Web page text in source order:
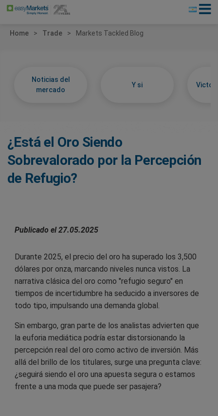
Home Trade Markets Tackled Blog
Noticias del
mercado
Y si
¿Está el Oro Siendo
Sobrevalorado por la Percepción
de Refugio?
Publicado el 27.05.2025
Durante 2025, el precio del oro ha superado los 3,500
dólares por onza, marcando niveles nunca vistos. La
narrativa clásica del oro como "refugio seguro" en
tiempos de incertidumbre ha seducido a inversores de
todo tipo, impulsando una demanda global.
Sin embargo, gran parte de los analistas advierten que
la euforia mediática podría estar distorsionando la
percepción real del oro como activo de inversión. Más
allá del brillo de los titulares, surge una pregunta clave:
¿seguirá siendo el oro una apuesta segura o estamos
frente a una moda que puede ser pasajera?